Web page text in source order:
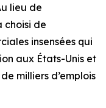
lieu de
choisi de
insensées qui
aux États-Unis et
milliers d’emplois